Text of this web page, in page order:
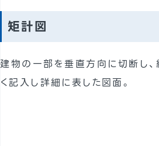
携帯電話基地局強度検討
実績
矩計図
建物の一部を垂直方向に切断し
く記入し詳細に表した図面。